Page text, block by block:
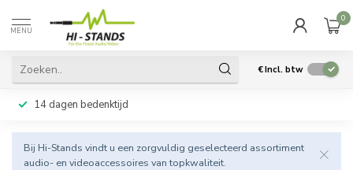
MENU
0
€Incl. btw
14 dagen bedenktijd
Bij Hi-Stands vindt u een zorgvuldig geselecteerd assortiment
audio- en videoaccessoires van topkwaliteit.